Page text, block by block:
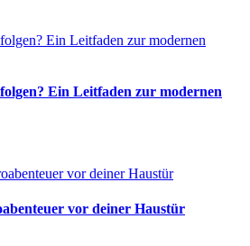
Ein Leitfaden zur modernen
vor deiner Haustür